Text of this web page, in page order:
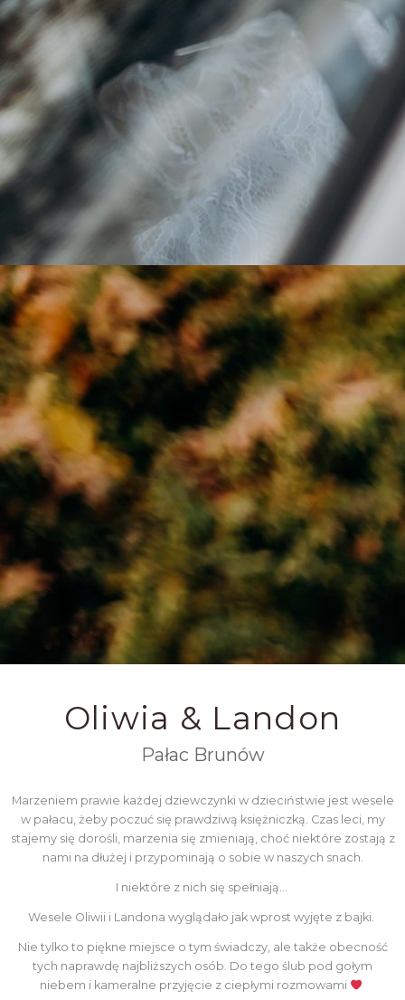
Oliwia & Landon
Pałac Brunów
Marzeniem prawie każdej dziewczynki w dzieciństwie jest wesele
w pałacu, żeby poczuć się prawdziwą księżniczką. Czas leci, my
stajemy się dorośli, marzenia się zmieniają, choć niektóre zostają z
nami na dłużej i przypominają o sobie w naszych snach.
I niektóre z nich się spełniają…
Wesele Oliwii i Landona wyglądało jak wprost wyjęte z bajki.
Nie tylko to piękne miejsce o tym świadczy, ale także obecność
tych naprawdę najbliższych osób. Do tego ślub pod gołym
niebem i kameralne przyjęcie z ciepłymi rozmowami